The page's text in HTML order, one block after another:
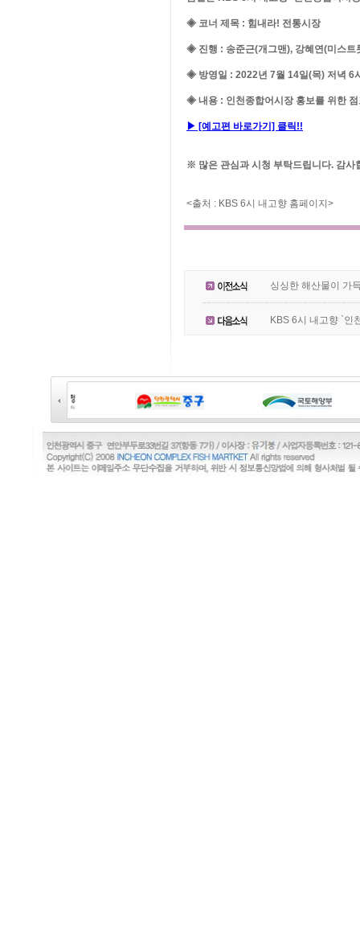
◈ 코너 제목 : 힘내라! 전통시장
◈ 진행 : 송준근(개그맨), 강혜연(미스트
◈ 방영일 : 2022년 7월 14일(목) 저녁 6
◈ 내용 : 인천종합어시장 홍보를 위한
▶ [예고편 바로가기] 클릭!!
※ 많은 관심과 시청 부탁드립니다. 감사
<출처 : KBS 6시 내고향 홈페이지>
싱싱한 해산물이 가
KBS 6시 내고향 `인